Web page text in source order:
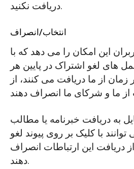
دریافت نکنید.
انتخاب/انصراف
این امکان را می دهد که با
های لغو اشتراک در پایین هر
زمان از ما دریافت می کنند، از
به دریافت خبرنامه یا مطالب
توانند با کلیک بر روی پیوند لغو
دریافت این ارتباطات انصراف
دهند.